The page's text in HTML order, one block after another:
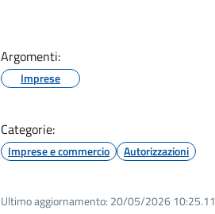
Argomenti:
Imprese
Categorie:
Imprese e commercio Autorizzazioni
Ultimo aggiornamento: 20/05/2026 10:25.11